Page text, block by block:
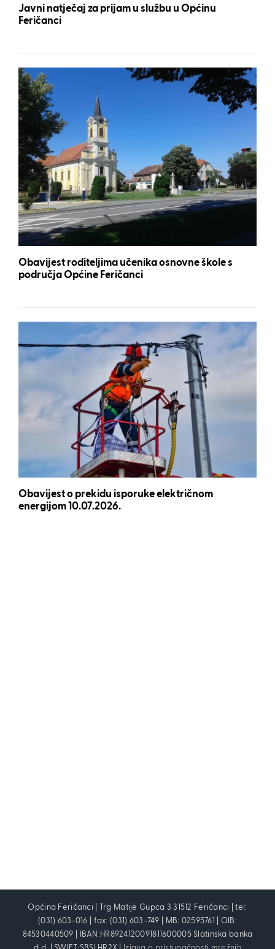
Javni natječaj za prijam u službu u Općinu
Feričanci
Obavijest roditeljima učenika osnovne škole s
područja Općine Feričanci
Obavijest o prekidu isporuke električnom
energijom 10.07.2026.
Općina Feričanci | Trg Matije Gupca 3 31512 Feričanci | tel:
(031) 603-016 | fax: (031) 603-749 | MB: 02595761 | OIB:
84530440509 | IBAN:HR8924120091811600005 Slatinska banka